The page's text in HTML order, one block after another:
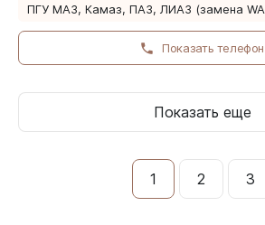
Показать телефон
Показать еще
1 2 3